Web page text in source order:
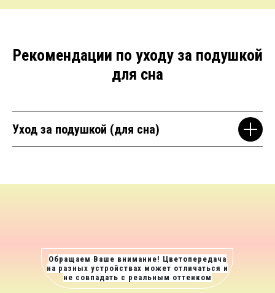
Рекомендации по уходу за подушкой
для сна
Уход за подушкой (для сна)
Обращаем Ваше внимание! Цветопередача
на разных устройствах может отличаться и
не совпадать с реальным оттенком